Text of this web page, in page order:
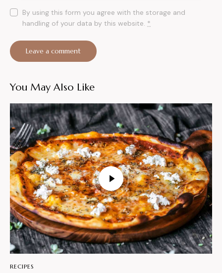
By using this form you agree with the storage and
handling of your data by this website. *
You May Also Like
RECIPES